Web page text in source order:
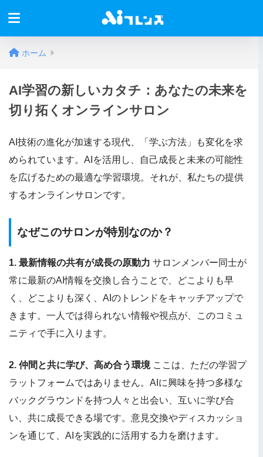
ホーム
AI学習の新しいカタチ：あなたの未来を
切り拓くオンラインサロン
AI技術の進化が加速する現代、「学ぶ方法」も変化を求
められています。AIを活用し、自己成長と未来の可能性
を広げるための最適な学習環境。それが、私たちの提供
するオンラインサロンです。
なぜこのサロンが特別なのか？
1. 最新情報の共有が成長の原動力 サロンメンバー同士が
常に最新のAI情報を交換し合うことで、どこよりも早
く、どこよりも深く、AIのトレンドをキャッチアップで
きます。一人では得られない情報や視点が、このコミュ
ニティで手に入ります。
2. 仲間と共に学び、高め合う環境ここは、ただの学習プ
ラットフォームではありません。AIに興味を持つ多様な
バックグラウンドを持つ人々と出会い、互いに学び合
い、共に成長できる場です。意見交換やディスカッショ
ンを通じて、AIを実践的に活用する力を磨けます。